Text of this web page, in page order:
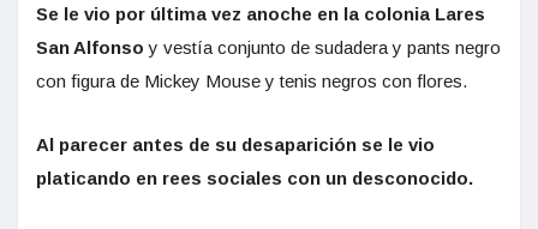
Se le vio por última vez anoche en la colonia Lares
San Alfonsoy vestía conjunto de sudadera y pants negro
con figura de Mickey Mouse y tenis negros con flores.
Al parecer antes de su desaparición se le vio
platicando en rees sociales con un desconocido.